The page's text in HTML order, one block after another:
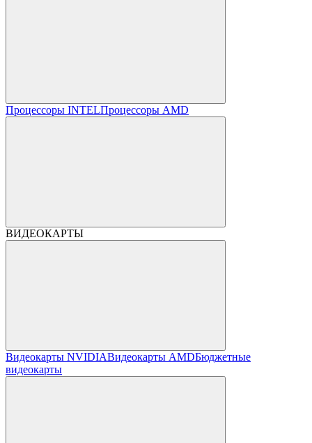
Процессоры INTELПроцессоры AMD
ВИДЕОКАРТЫ
Видеокарты NVIDIAВидеокарты AMDБюджетные
видеокарты